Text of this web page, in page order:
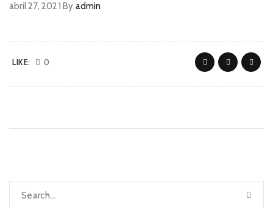
abril 27, 2021 By admin
LIKE: 0